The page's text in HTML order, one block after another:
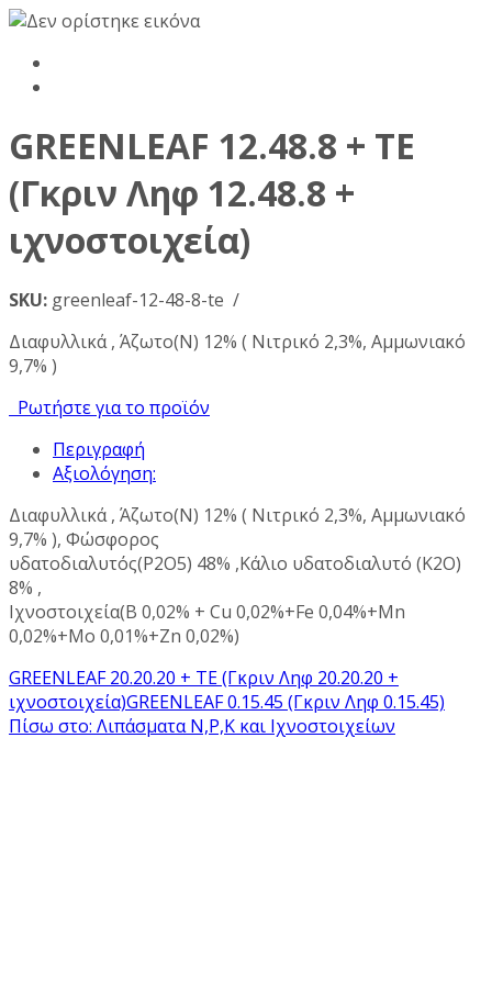
GREENLEAF 12.48.8 + TE
(Γκριν Ληφ 12.48.8 +
ιχνοστοιχεία)
SKU: greenleaf-12-48-8-te /
Διαφυλλικά , Άζωτο(Ν) 12% ( Νιτρικό 2,3%, Αμμωνιακό
9,7% )
Ρωτήστε για το προϊόν
Περιγραφή
Αξιολόγηση:
Διαφυλλικά , Άζωτο(Ν) 12% ( Νιτρικό 2,3%, Αμμωνιακό
9,7% ), Φώσφορος
υδατοδιαλυτός(P2O5) 48% ,Κάλιο υδατοδιαλυτό (Κ2Ο)
8% ,
Ιχνοστοιχεία(B 0,02% + Cu 0,02%+Fe 0,04%+Mn
0,02%+Mo 0,01%+Zn 0,02%)
GREENLEAF 20.20.20 + ΤΕ (Γκριν Ληφ 20.20.20 +
ιχνοστοιχεία)GREENLEAF 0.15.45 (Γκριν Ληφ 0.15.45)
Πίσω στο: Λιπάσματα Ν,Ρ,Κ και Ιχνοστοιχείων